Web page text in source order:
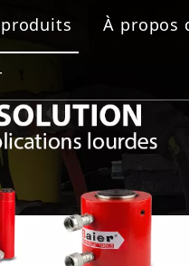
de boulonnage
hydraulique
hydrolique
de bride
À propos